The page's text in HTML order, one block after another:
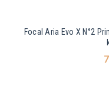
Focal Aria Evo X N°2